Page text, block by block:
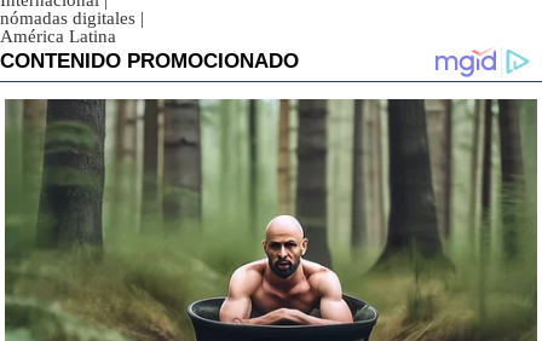
nómadas digitales |
América Latina